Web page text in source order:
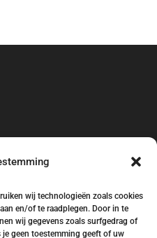
wij technologieën zoals cookies
en/of te raadplegen. Door in te
wij gegevens zoals surfgedrag of
je geen toestemming geeft of uw